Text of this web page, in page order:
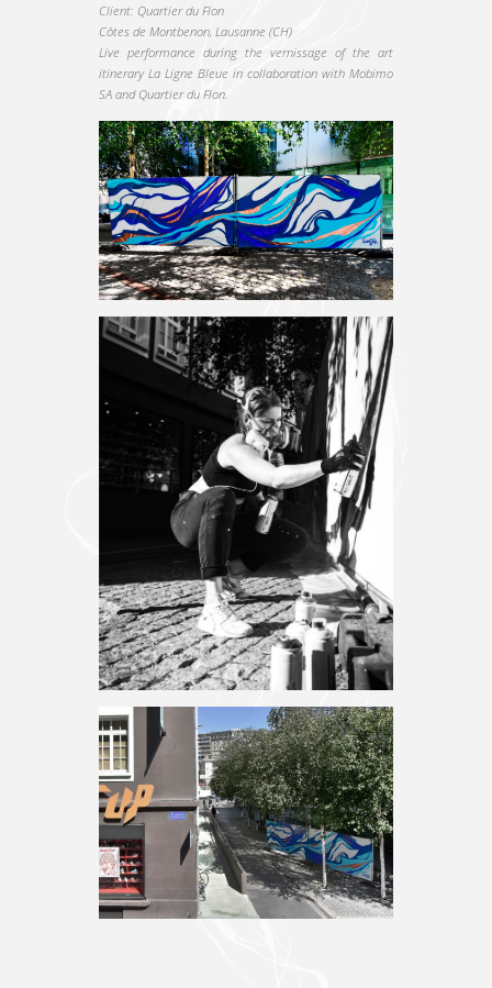
Client: Quartier du Flon
Côtes de Montbenon, Lausanne (CH)
Live performance during the vernissage of the art
itinerary La Ligne Bleue in collaboration with Mobimo
SA and Quartier du Flon.